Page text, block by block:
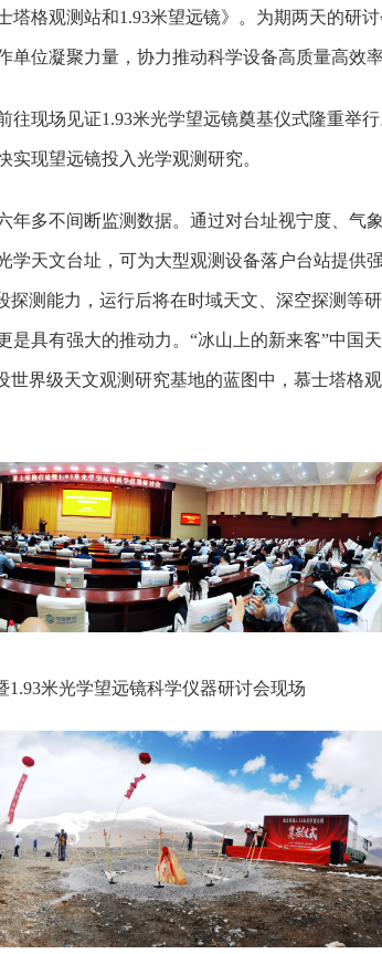
格观测站和1.93米望远镜》。为期两天的研
单位凝聚力量，协力推动科学设备高质量高效
往现场见证1.93米光学望远镜奠基仪式隆重举
实现望远镜投入光学观测研究。
多不间断监测数据。通过对台址视宁度、气
学天文台址 ， 可为大型观测设备落户台站提供
测能力，运行后将在时域天文、深空探测等
具有强大的推动力。“冰山上的新来客”中国
界级天文观测研究基地的蓝图中，慕士塔格
1.93米光学望远镜科学仪器研讨会现场